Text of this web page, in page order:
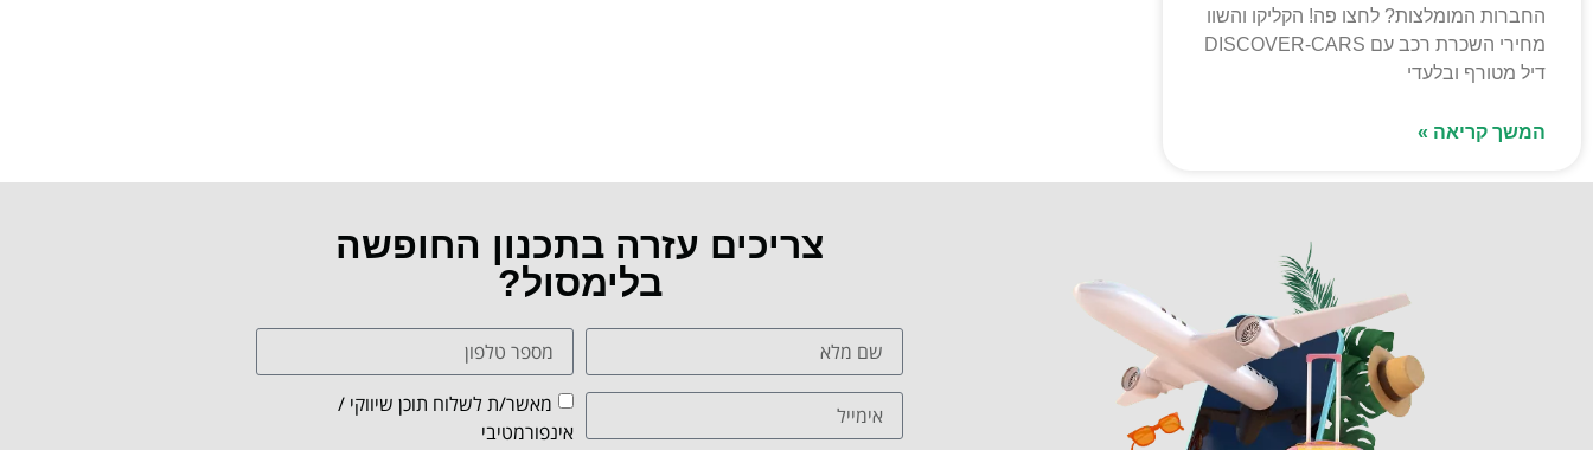
החברות המומלצות? לחצו פה! הקליקו והשוו
מחירי השכרת רכב עם DISCOVER-CARS
דיל מטורף ובלעדי
המשך קריאה »
צריכים עזרה בתכנון החופשה
בלימסול?
מאשר/ת לשלוח תוכן שיווקי /
אינפורמטיבי